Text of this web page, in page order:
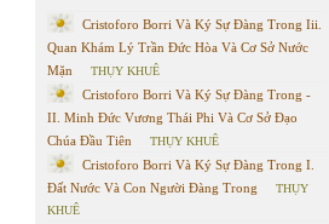
Cristoforo Borri Và Ký Sự Đàng Trong Iii.
Quan Khám Lý Trần Đức Hòa Và Cơ Sở Nước
Mặn
THỤY KHUÊ
Cristoforo Borri Và Ký Sự Đàng Trong -
II. Minh Đức Vương Thái Phi Và Cơ Sở Đạo
Chúa Đầu Tiên
THỤY KHUÊ
Cristoforo Borri Và Ký Sự Đàng Trong I.
Đất Nước Và Con Người Đàng Trong
THỤY
KHUÊ